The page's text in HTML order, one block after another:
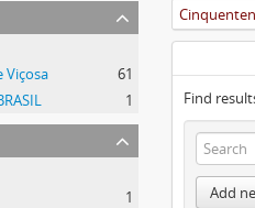
Viçosa
61
1
1
Find
Add